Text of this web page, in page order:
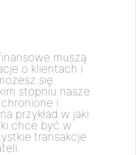
muszą
o klientach i
się
stopniu nasze
i
przykład w jaki
chce być w
transakcje